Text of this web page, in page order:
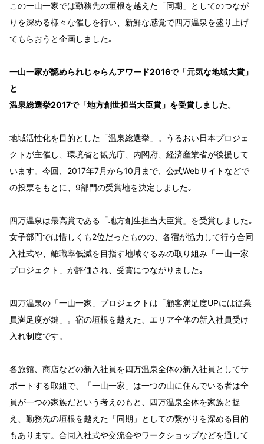
この一山一家では勤務先の垣根を越えた「同期」としてのつなが
りを深める様々な催しを行い、新鮮な感覚で四万温泉を盛り上げ
てもらおうと企画しました｡
一山一家が認められじゃらんアワード2016で「元気な地域大賞」
と
温泉総選挙2017で「地方創世担当大臣賞」を受賞しました。
地域活性化を目的とした「温泉総選挙」。うるおい日本プロジェ
クトが主催し、環境省と観光庁、内閣府、経済産業省が後援して
います。今回、2017年7月から10月まで、公式Webサイトなどで
の投票をもとに、9部門の受賞地を決定しました｡
四万温泉は最高賞である「地方創生担当大臣賞」を受賞しました｡
女子部門では惜しくも2位だったものの、各宿が協力して行う合同
入社式や、離職率低減を目指す地域ぐるみの取り組み「一山一家
プロジェクト」が評価され、受賞につながりました｡
四万温泉の「一山一家」プロジェクトは「顧客満足度UPには従業
員満足度が鍵」。宿の垣根を越えた、エリア全体の新入社員受け
入れ制度です。
各旅館、商店などの新入社員を四万温泉全体の新入社員としてサ
ポートする取組で、「一山一家」は一つの山に住んでいる者は全
員が一つの家族だという考えのもと、四万温泉全体を家族と捉
え、勤務先の垣根を越えた「同期」としての繋がりを深める目的
もあります。合同入社式や交流会やワークショップなどを通して